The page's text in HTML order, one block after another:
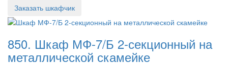
Заказать шкафчик
850. Шкаф МФ-7/Б 2-секционный на
металлической скамейке